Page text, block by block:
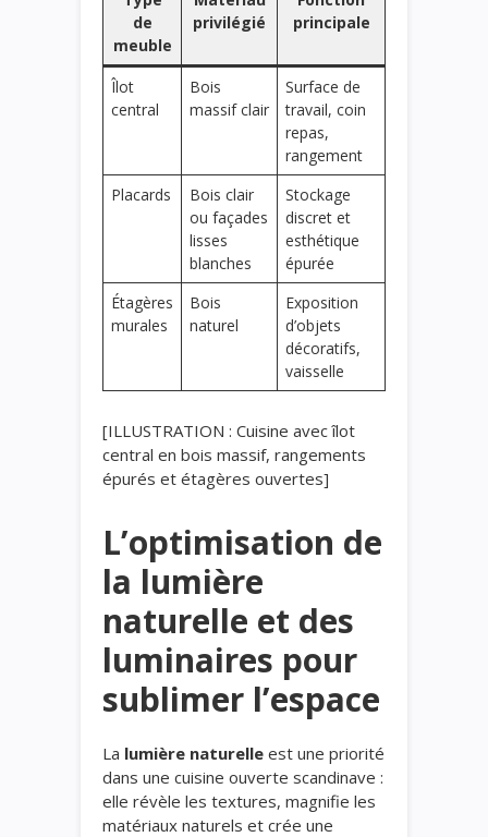
de
meuble
privilégié
principale
Îlot
central
Bois
massif clair
Surface de
travail, coin
repas,
rangement
Placards
Bois clair
ou façades
lisses
blanches
Stockage
discret et
esthétique
épurée
Étagères
murales
Bois
naturel
Exposition
d’objets
décoratifs,
vaisselle
[ILLUSTRATION : Cuisine avec îlot
central en bois massif, rangements
épurés et étagères ouvertes]
L’optimisation de
la lumière
naturelle et des
luminaires pour
sublimer l’espace
La lumière naturelle est une priorité
dans une cuisine ouverte scandinave :
elle révèle les textures, magnifie les
matériaux naturels et crée une